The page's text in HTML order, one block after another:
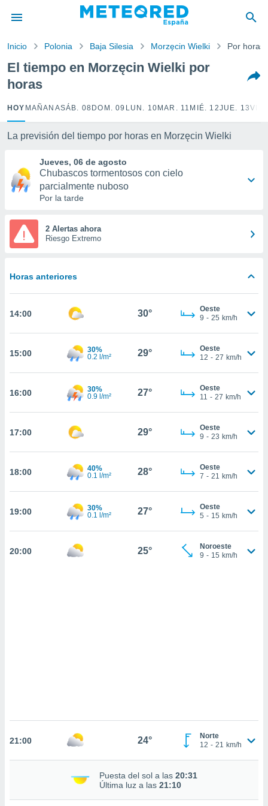
por
para
la
calidad.
a este
las
y
forma
contenido
coste.
botón
a la
la
ya sean
en
perfil
nuestra
cookies
En
ACEPTAR
CONTINUAR
Inicio Polonia Baja Silesia Morzęcin Wielki Por horas
El tiempo en Morzęcin Wielki por
horas
HOY MAÑANASÁB. 08 DOM. 09 LUN. 10 MAR. 11 MIÉ. 12JUE. 13VIE.
La previsión del tiempo por horas en Morzęcin Wielki
Jueves, 06 de agosto
Chubascos tormentosos con cielo
parcialmente nuboso
Por la tarde
2 Alertas ahora
Riesgo Extremo
Horas anteriores
14:00 30°
Oeste
9 - 25 km/h
15:00
30%
0.2 l/m²
29°
Oeste
12 - 27 km/h
16:00
30%
0.9 l/m²
27°
Oeste
11 - 27 km/h
17:00 29°
Oeste
9 - 23 km/h
18:00
40%
0.1 l/m²
28°
Oeste
7 - 21 km/h
19:00
30%
0.1 l/m²
27°
Oeste
5 - 15 km/h
20:00 25°
Noroeste
9 - 15 km/h
21:00 24°
Norte
12 - 21 km/h
Puesta del sol a las 20:31
Última luz a las 21:10